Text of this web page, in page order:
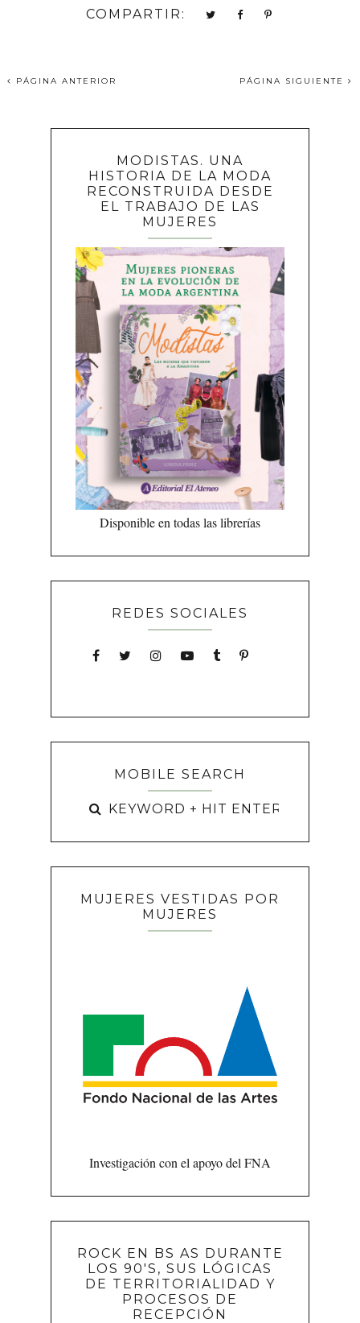
COMPARTIR:
PÁGINA ANTERIOR PÁGINA SIGUIENTE
MODISTAS. UNA
HISTORIA DE LA MODA
RECONSTRUIDA DESDE
EL TRABAJO DE LAS
MUJERES
Disponible en todas las librerías
REDES SOCIALES
MOBILE SEARCH
MUJERES VESTIDAS POR
MUJERES
Investigación con el apoyo del FNA
ROCK EN BS AS DURANTE
LOS 90'S, SUS LÓGICAS
DE TERRITORIALIDAD Y
PROCESOS DE
RECEPCIÓN